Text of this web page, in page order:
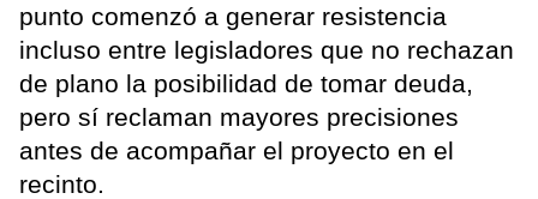
punto comenzó a generar resistencia
incluso entre legisladores que no rechazan
de plano la posibilidad de tomar deuda,
pero sí reclaman mayores precisiones
antes de acompañar el proyecto en el
recinto.